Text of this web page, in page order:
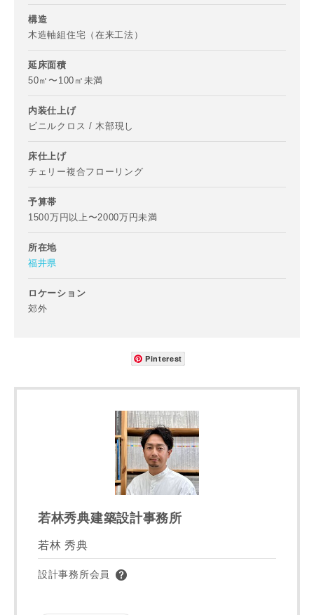
構造
木造軸組住宅（在来工法）
延床面積
50㎡〜100㎡未満
内装仕上げ
ビニルクロス / 木部現し
床仕上げ
チェリー複合フローリング
予算帯
1500万円以上〜2000万円未満
所在地
福井県
ロケーション
郊外
Pinterest
若林秀典建築設計事務所
若林 秀典
設計事務所会員
ご住所
郵便番号
番地、建物名